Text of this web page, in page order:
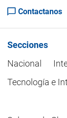
Contactanos
Secciones
Nacional
Tecnología e